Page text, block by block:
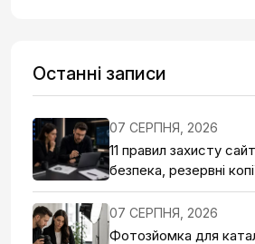
Останні записи
07 СЕРПНЯ, 2026
11 правил захисту
безпека, резервні
07 СЕРПНЯ, 2026
Фотозйомка для